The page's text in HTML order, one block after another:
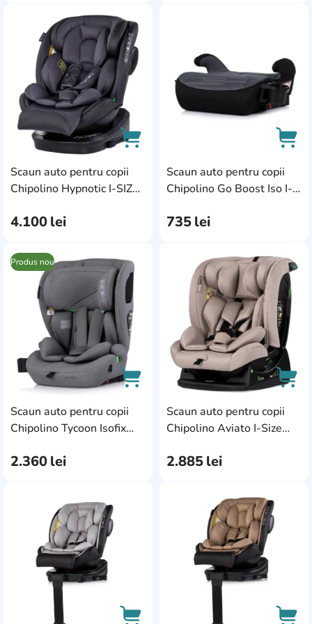
Scaun auto pentru copii
Chipolino Hypnotic I-SIZE
Anthracite
4.100lei
AddCardToFavourite
AddCardToCart
Scaun auto pentru copii
Chipolino Go Boost Iso I-
(SDKGBI02603CH)
735lei
Scaun auto pentru copii
Chipolino Tycoon Isofix
(STKTYCIS252CL)
2.360lei
AddCardToFavourite
AddCardToCart
Produs nou
Scaun auto pentru copii
Chipolino Aviato I-Size
(STKAVT02503TI)
2.885lei
AddCardToFavourite